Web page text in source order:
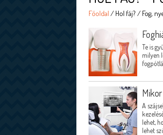
Főoldal / Hol fáj? / Fog,
Te is
milyen
A
lehet,
lehet